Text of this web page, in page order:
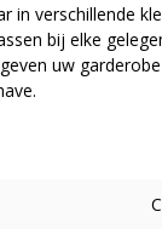
in verschillende
bij elke
uw